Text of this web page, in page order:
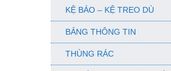
KỆ BÁO – KỆ TREO DÙ
BẢNG THÔNG TIN
THÙNG RÁC